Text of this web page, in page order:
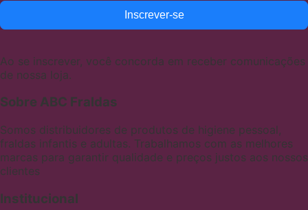
Inscrever-se
Ao se inscrever, você concorda em receber comunicações
de nossa loja.
Sobre ABC Fraldas
Somos distribuidores de produtos de higiene pessoal,
fraldas infantis e adultas. Trabalhamos com as melhores
marcas para garantir qualidade e preços justos aos nossos
clientes
Institucional